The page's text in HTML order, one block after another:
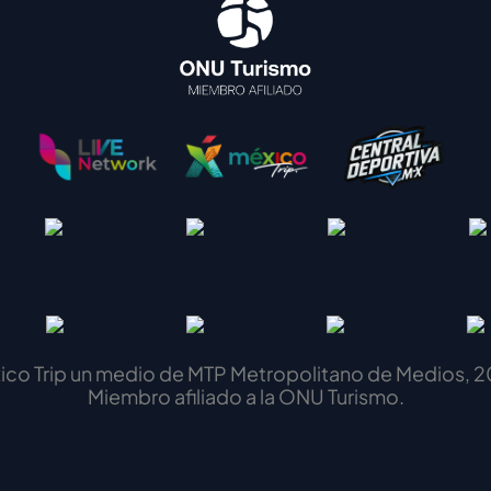
Trip un medio de MTP Metropolitano de Medios,
Miembro afiliado a la ONU Turismo.